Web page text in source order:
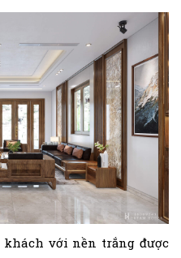
với nền trắng được